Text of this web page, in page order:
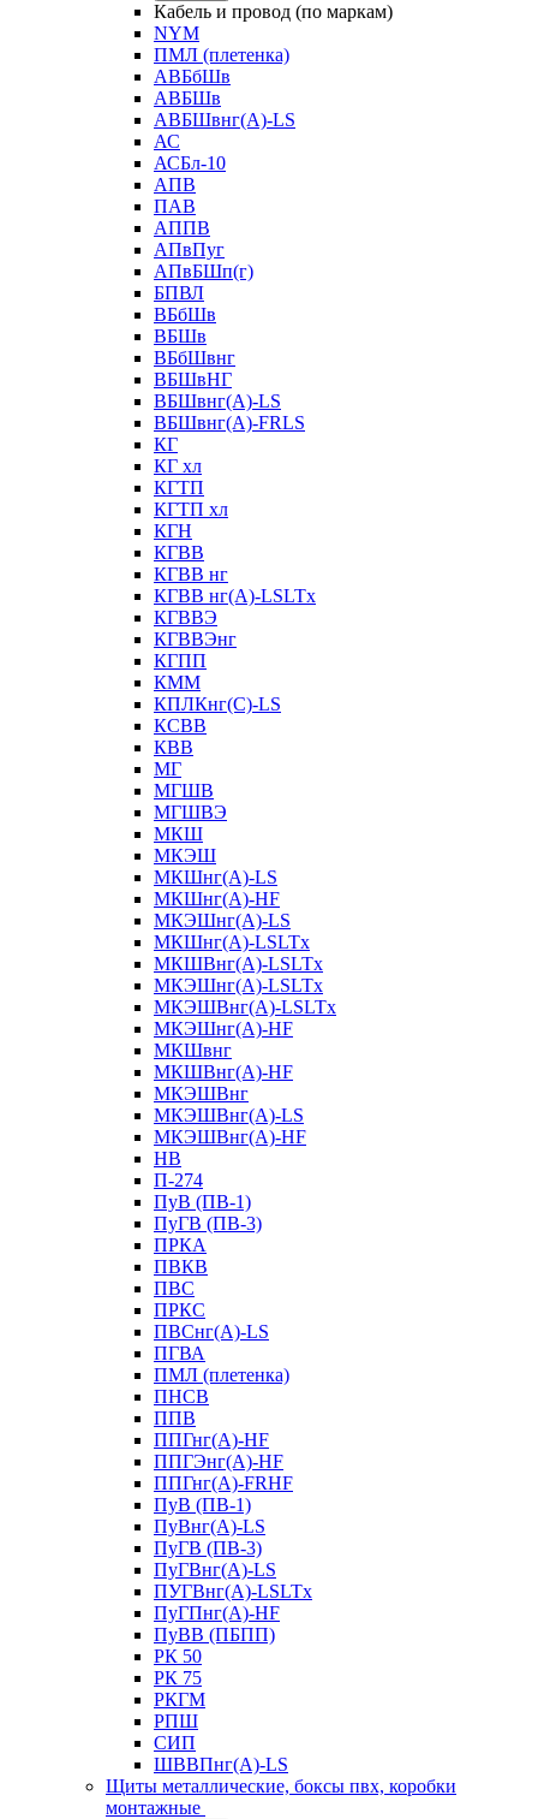
Кабель и провод (по маркам)
NYM
ПМЛ (плетенка)
АВБбШв
АВБШв
АВБШвнг(А)-LS
АС
АСБл-10
АПВ
ПАВ
АППВ
АПвПуг
АПвБШп(г)
БПВЛ
ВБбШв
ВБШв
ВБбШвнг
ВБШвНГ
ВБШвнг(А)-LS
ВБШвнг(А)-FRLS
КГ
КГ хл
КГТП
КГТП хл
КГН
КГВВ
КГВВ нг
КГВВ нг(А)-LSLTx
КГВВЭ
КГВВЭнг
КГПП
КММ
КПЛКнг(C)-LS
КСВВ
КВВ
МГ
МГШВ
МГШВЭ
МКШ
МКЭШ
МКШнг(А)-LS
МКШнг(А)-HF
МКЭШнг(А)-LS
МКШнг(А)-LSLTx
МКШВнг(A)-LSLTx
МКЭШнг(А)-LSLTx
МКЭШВнг(A)-LSLTx
МКЭШнг(А)-HF
МКШвнг
МКШВнг(А)-HF
МКЭШВнг
МКЭШВнг(А)-LS
МКЭШВнг(А)-HF
НВ
П-274
ПуВ (ПВ-1)
ПуГВ (ПВ-3)
ПРКА
ПВКВ
ПВС
ПРКС
ПВСнг(А)-LS
ПГВА
ПМЛ (плетенка)
ПНСВ
ППВ
ППГнг(А)-HF
ППГЭнг(А)-HF
ППГнг(А)-FRHF
ПуВ (ПВ-1)
ПуВнг(А)-LS
ПуГВ (ПВ-3)
ПуГВнг(А)-LS
ПУГВнг(А)-LSLTx
ПуГПнг(А)-HF
ПуВВ (ПБПП)
РК 50
РК 75
РКГМ
РПШ
СИП
ШВВПнг(А)-LS
Щиты металлические, боксы пвх, коробки
монтажные